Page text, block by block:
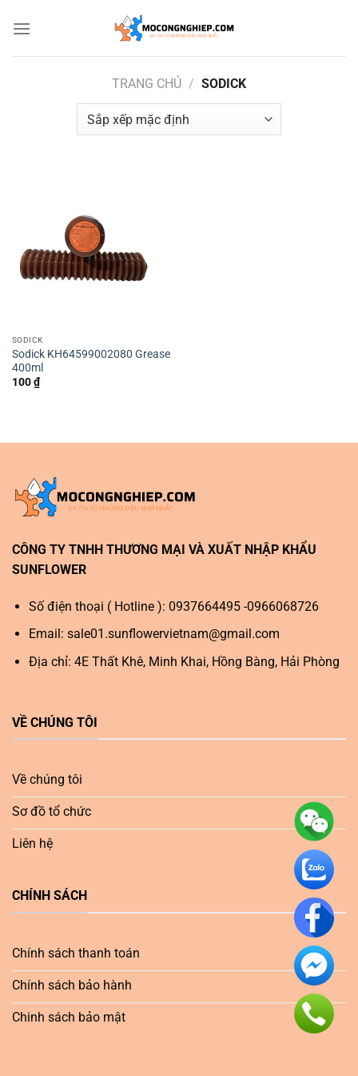
qua
TRANG CHỦ / SODICK
SODICK
Sodick KH64599002080 Grease
400ml
100₫
CÔNG TY TNHH THƯƠNG MẠI VÀ XUẤT NHẬP KHẨU
SUNFLOWER
Số điện thoại ( Hotline ): 0937664495 -0966068726
Email: sale01.sunflowervietnam@gmail.com
Địa chỉ: 4E Thất Khê, Minh Khai, Hồng Bàng, Hải Phòng
VỀ CHÚNG TÔI
Về chúng tôi
Sơ đồ tổ chức
Liên hệ
CHÍNH SÁCH
Chính sách thanh toán
Chính sách bảo hành
Chinh sách bảo mật